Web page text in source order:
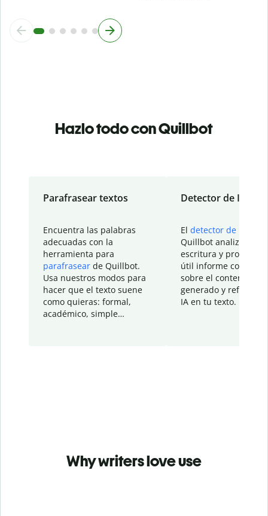
Hazlo todo con Quillbot
Parafrasear textos
Encuentra las palabras
adecuadas con la
herramienta para
parafrasear de Quillbot.
Usa nuestros modos para
hacer que el texto suene
como quieras: formal,
académico, simple…
Detector de IA
El detector de IA
Quillbot analiza tu
escritura y
útil informe con
sobre el contenido
generado y refinado
IA en tu texto.
Why writers love use